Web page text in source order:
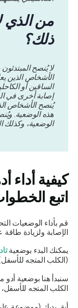
من الذي
ذلك؟
لا يُنصح
الأشخاص الذين
الساقين أو
إصابة أخرى في
يُنصح الأشخاص
هذه الوضعية.
الوضعية، وكذلك
كيفية أداء
اتبع
قم بأداء الوضعيات
الإصابة ولزيادة طاقة
يمكنك البدء بوضعية
(الكلب المتجه للأسفل).
سنبدأ هنا بوضعية أدو
الكلب المتجه للأسفل،